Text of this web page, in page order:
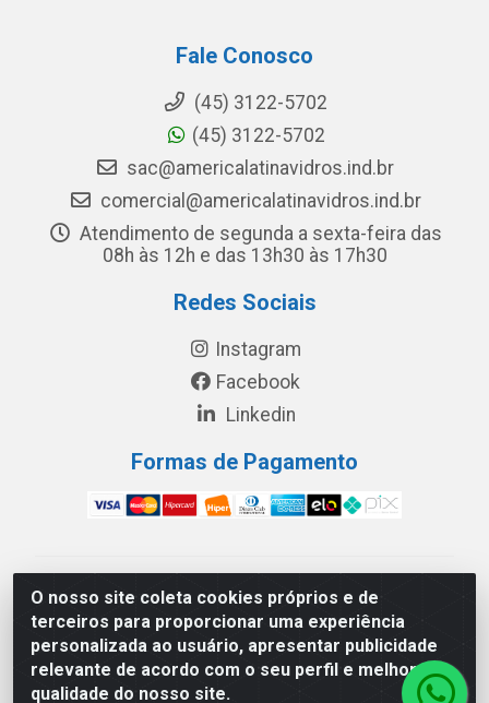
O nosso site coleta cookies próprios e de
terceiros para proporcionar uma experiência
personalizada ao usuário, apresentar publicidade
relevante de acordo com o seu perfil e melhorar a
qualidade do nosso site.
Fale Conosco
(45) 3122-5702
(45) 3122-5702
sac@americalatinavidros.ind.br
comercial@americalatinavidros.ind.br
Atendimento de segunda a sexta-feira das
08h às 12h e das 13h30 às 17h30
Redes Sociais
Instagram
Facebook
Linkedin
Formas de Pagamento
América Latina Indústria e Comércio de Vidros LTDA -
CNPJ 19.813.045/0001-03 - Rua Carlos Drummond de
Andrade, 151 Núcleo Industrial III – Cascavel/PR - CEP
85.811-530